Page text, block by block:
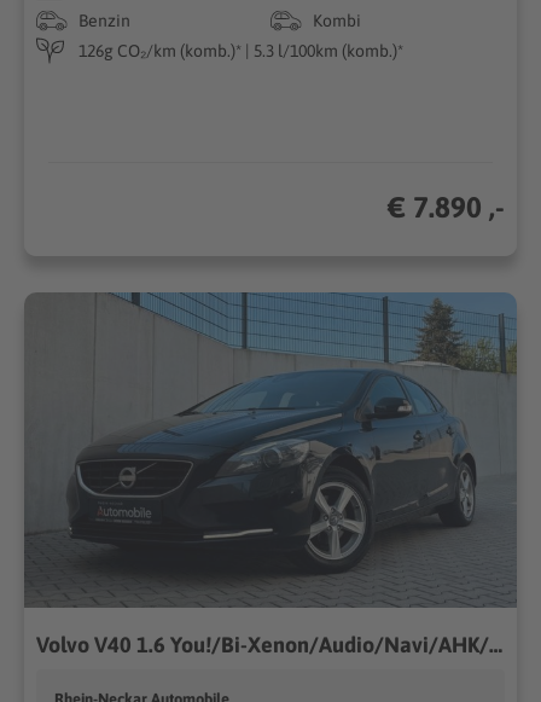
Benzin
Kombi
126g CO₂/km (komb.)* | 5.3 l/100km (komb.)*
€ 7.890 ,-
Volvo V40 1.6 You!/Bi-Xenon/Audio/Navi/AHK/Ambiente